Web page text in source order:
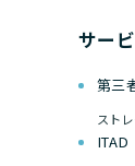
サー
第三
スト
ITAD